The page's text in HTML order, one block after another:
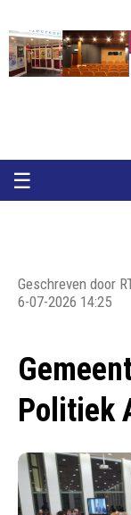
☰
Geschreven door
6-07-2026 14:25
Politiek